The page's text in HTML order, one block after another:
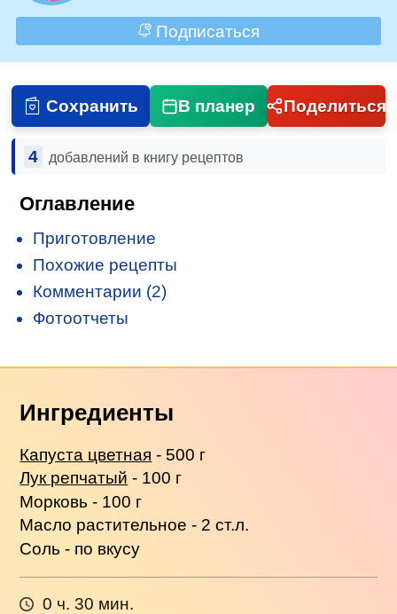
Подписаться
Сохранить В планер Поделиться
4 добавлений в книгу рецептов
Оглавление
Приготовление
Похожие рецепты
Комментарии (2)
Фотоотчеты
Ингредиенты
Капуста цветная - 500 г
Лук репчатый - 100 г
Морковь - 100 г
Масло растительное - 2 ст.л.
Соль - по вкусу
0 ч. 30 мин.